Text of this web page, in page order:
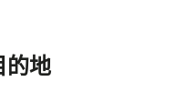
的地